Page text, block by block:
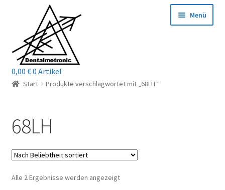
Navigation
springen
springen
Menü
Home
Mein Konto / Login
Kontakt
Reparaturservice
0,00 €0 Artikel
Start Produkte verschlagwortet mit „68LH“
68LH
Alle 2 Ergebnisse werden angezeigtNach